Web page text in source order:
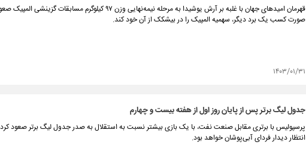
قهرمان امیدهای جهان با غلبه بر آرش یوشیدا به مرحله نیمه‌نهایی وزن ۹۷ کیلوگرم مسابقات
صورت کسب یک برد دیگر، سهمیه المپیک را در بیشکک از آن خود کند.
۱۴۰۳/۰۱/۳۱
جدول لیگ برتر پس از پایان روز اول از هفته بیست و چهارم
پرسپولیس با برتری مقابل صنعت نفت، با یک بازی بیشتر نسبت به استقلال به صدر جدول لیگ برتر صعود
انتظار دیدار فردای آبی‌پوشان خواهد بود.